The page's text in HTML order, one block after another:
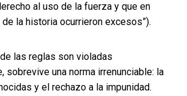
al uso de la fuerza y que en
la historia ocurrieron excesos”).
las reglas son violadas
sobrevive una norma irrenunciable: la
y el rechazo a la impunidad.